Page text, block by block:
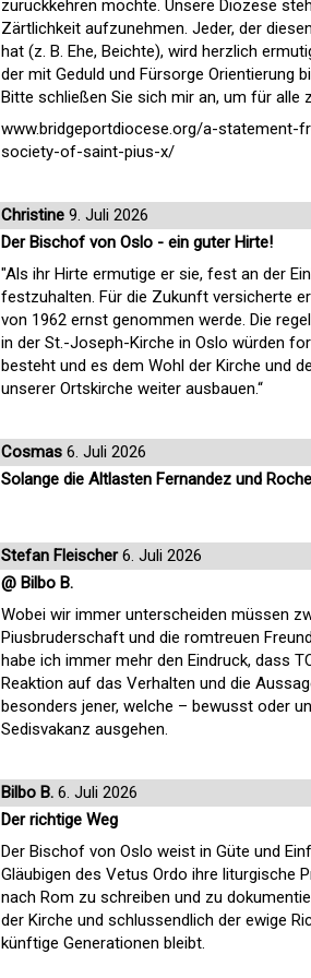
zurückkehren möchte. Unsere Diözese
Zärtlichkeit aufzunehmen. Jeder, der
hat (z. B. Ehe, Beichte), wird herzlich
der mit Geduld und Fürsorge Orientierung
Bitte schließen Sie sich mir an, um für alle
www.bridgeportdiocese.org/a-statement-
society-of-saint-pius-x/
Christine 9. Juli 2026
Der Bischof von Oslo - ein guter Hirte!
"Als ihr Hirte ermutige er sie, fest an der
festzuhalten. Für die Zukunft versicherte
von 1962 ernst genommen werde. Die
in der St.-Joseph-Kirche in Oslo würden
besteht und es dem Wohl der Kirche und
unserer Ortskirche weiter ausbauen.“
Cosmas 6. Juli 2026
Solange die Altlasten Fernandez und
Stefan Fleischer6. Juli 2026
@ Bilbo B.
Wobei wir immer unterscheiden müssen
Piusbruderschaft und die romtreuen
habe ich immer mehr den Eindruck, dass
Reaktion auf das Verhalten und die
besonders jener, welche – bewusst oder
Sedisvakanz ausgehen.
Bilbo B. 6. Juli 2026
Der richtige Weg
Der Bischof von Oslo weist in Güte und
Gläubigen des Vetus Ordo ihre liturgische
nach Rom zu schreiben und zu
der Kirche und schlussendlich der ewige
künftige Generationen bleibt.